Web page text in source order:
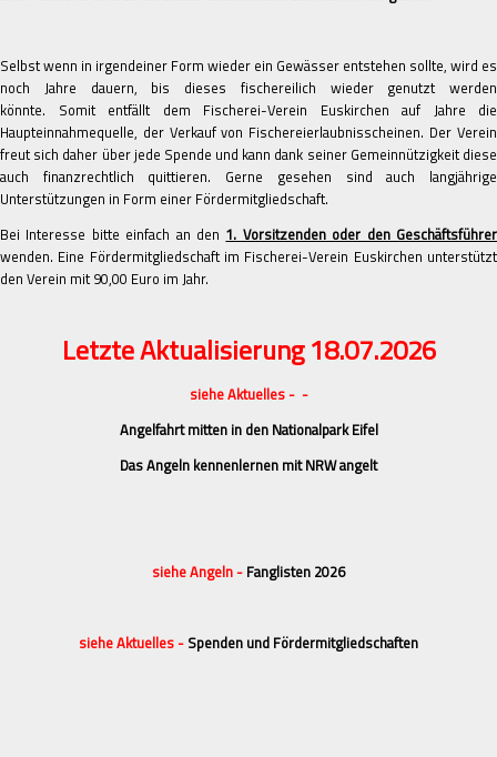
Selbst wenn in irgendeiner Form wieder ein Gewässer entstehen sollte, wird es
noch Jahre dauern, bis dieses fischereilich wieder genutzt werden
könnte. Somit entfällt dem Fischerei-Verein Euskirchen auf Jahre die
Haupteinnahmequelle, der Verkauf von Fischereierlaubnisscheinen. Der Verein
freut sich daher über jede Spende und kann dank seiner Gemeinnützigkeit diese
auch finanzrechtlich quittieren. Gerne gesehen sind auch langjährige
Unterstützungen in Form einer Fördermitgliedschaft.
Bei Interesse bitte einfach an den 1. Vorsitzenden oder den Geschäftsführer
wenden. Eine Fördermitgliedschaft im Fischerei-Verein Euskirchen unterstützt
den Verein mit 90,00 Euro im Jahr.
Letzte Aktualisierung 18.07.2026
siehe Aktuelles - -
Angelfahrt mitten in den Nationalpark Eifel
Das Angeln kennenlernen mit NRW angelt
siehe Angeln - Fanglisten 2026
siehe Aktuelles - Spenden und Fördermitgliedschaften